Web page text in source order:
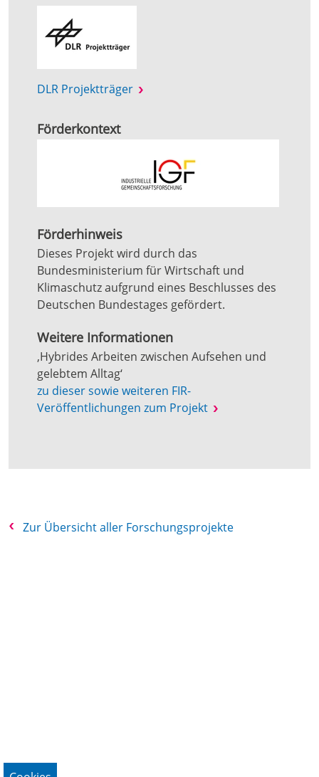
DLR Projektträger
Förderkontext
Förderhinweis
Dieses Projekt wird durch das
Bundesministerium für Wirtschaft und
Klimaschutz aufgrund eines Beschlusses des
Deutschen Bundestages gefördert.
Weitere Informationen
‚Hybrides Arbeiten zwischen Aufsehen und
gelebtem Alltag‘
zu dieser sowie weiteren FIR-
Veröffentlichungen zum Projekt
Zur Übersicht aller Forschungsprojekte